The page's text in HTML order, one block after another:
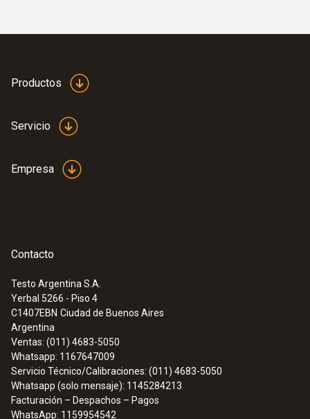
Productos
Servicio
Empresa
Contacto
Testo Argentina S.A.
Yerbal 5266 - Piso 4
C1407EBN Ciudad de Buenos Aires
Argentina
Ventas: (011) 4683-5050
Whatsapp: 1167647009
Servicio Técnico/Calibraciones: (011) 4683-5050
Whatsapp (solo mensaje): 1145284213
Facturación – Despachos – Pagos
WhatsApp: 1159954542